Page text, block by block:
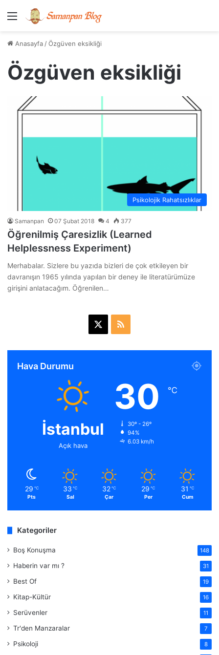
Menü
Anasayfa /Özgüven eksikliği
Özgüven eksikliği
Psikolojik Rahatsızlıklar
Samanpan 07 Şubat 2018 4 377
Öğrenilmiş Çaresizlik (Learned
Helplessness Experiment)
Merhabalar. Sizlere bu yazıda bizleri de çok etkileyen bir
davranışın 1965 yılında yapılan bir deney ile literatürümüze
girişini anlatacağım. Öğrenilen…
Hava Durumu
İstanbul
Açık hava
30 ℃
30º - 26º
94%
6.03 km/h
29 ℃
Pts
33 ℃
Sal
32 ℃
Çar
29 ℃
Per
31 ℃
Cum
Kategoriler
Boş Konuşma 148
Haberin var mı ? 31
Best Of 19
Kitap-Kültür 16
Serüvenler 11
Tr'den Manzaralar 7
Psikoloji 8